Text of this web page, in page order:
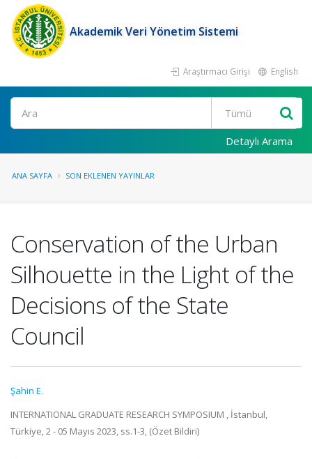
Akademik Veri Yönetim Sistemi
Araştırmacı Girişi English
Ara
Detaylı Arama
ANA SAYFA SON EKLENEN YAYINLAR
Conservation of the Urban
Silhouette in the Light of the
Decisions of the State
Council
Şahin E.
INTERNATIONAL GRADUATE RESEARCH SYMPOSIUM , İstanbul,
Türkiye, 2 - 05 Mayıs 2023, ss.1-3, (Özet Bildiri)